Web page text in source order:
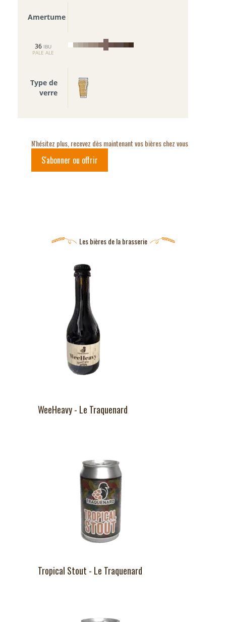
Amertume
36 IBU
PALE ALE
Type de
verre
N'hésitez plus, recevez dès maintenant vos bières chez vous
S'abonner ou offrir
Les bières de la brasserie
WeeHeavy - Le Traquenard
Tropical Stout - Le Traquenard